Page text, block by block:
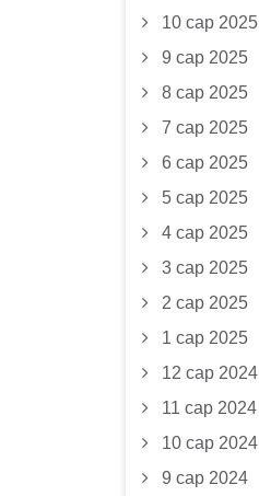
10 сар 2025
9 сар 2025
8 сар 2025
7 сар 2025
6 сар 2025
5 сар 2025
4 сар 2025
3 сар 2025
2 сар 2025
1 сар 2025
12 сар 2024
11 сар 2024
10 сар 2024
9 сар 2024